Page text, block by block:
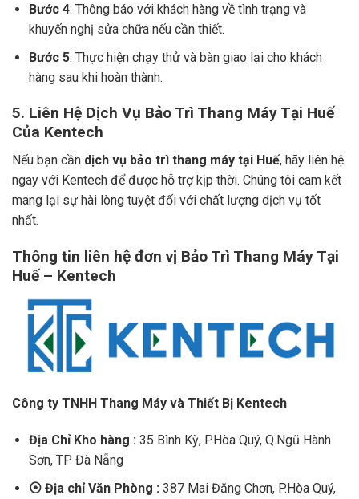
Bước 4: Thông báo với khách hàng về tình trạng và
khuyến nghị sửa chữa nếu cần thiết.
Bước 5: Thực hiện chạy thử và bàn giao lại cho khách
hàng sau khi hoàn thành.
5. Liên Hệ Dịch Vụ Bảo Trì Thang Máy Tại Huế
Của Kentech
Nếu bạn cần dịch vụ bảo trì thang máy tại Huế, hãy liên hệ
ngay với Kentech để được hỗ trợ kịp thời. Chúng tôi cam kết
mang lại sự hài lòng tuyệt đối với chất lượng dịch vụ tốt
nhất.
Thông tin liên hệ đơn vị Bảo Trì Thang Máy Tại
Huế – Kentech
Công ty TNHH Thang Máy và Thiết Bị Kentech
Địa Chỉ Kho hàng :35 Bình Kỳ, P.Hòa Quý, Q.Ngũ Hành
Sơn, TP Đà Nẵng
⦿Địa chỉ Văn Phòng : 387 Mai Đăng Chơn, P.Hòa Quý,